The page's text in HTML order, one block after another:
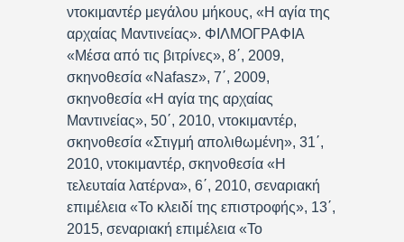
ντοκιμαντέρ μεγάλου μήκους, «Η αγία της
αρχαίας Μαντινείας». ΦΙΛΜΟΓΡΑΦΙΑ
«Μέσα από τις βιτρίνες», 8΄, 2009,
σκηνοθεσία «Nafasz», 7΄, 2009,
σκηνοθεσία «Η αγία της αρχαίας
Μαντινείας», 50΄, 2010, ντοκιμαντέρ,
σκηνοθεσία «Στιγμή απολιθωμένη», 31΄,
2010, ντοκιμαντέρ, σκηνοθεσία «Η
τελευταία λατέρνα», 6΄, 2010, σεναριακή
επιμέλεια «Το κλειδί της επιστροφής», 13΄,
2015, σεναριακή επιμέλεια «Το